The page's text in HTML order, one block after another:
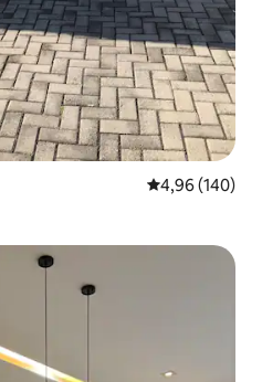
4,96 av 5 i
4,96 (140)